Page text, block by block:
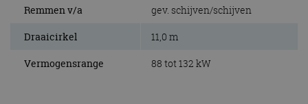
Remmen v/a gev. schijven/schijven
Draaicirkel 11,0 m
Vermogensrange 88 tot 132 kW